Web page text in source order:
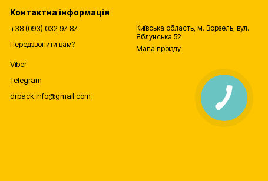
Контактна інформація
+38 (093) 032 97 87
Передзвонити вам?
Viber
Telegram
drpack.info@gmail.com
Київська область, м. Ворзель, вул.
Яблунська 52
Мапа проїзду